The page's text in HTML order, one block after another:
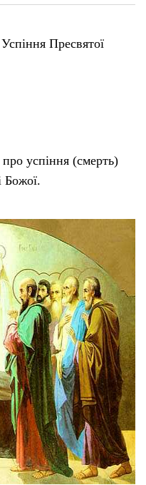
Пресвятої
успіння (смерть)
Божої.